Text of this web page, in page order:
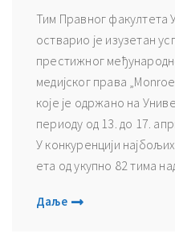
Тим Правног факултета
остварио је изузетан
престижног
медијског права
које је одржано на
периоду од 13. до 17.
У конкуренцији
ета од укупно 82 тима
Даље